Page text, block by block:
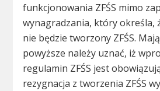
funkcjonowania ZFŚS mimo
wynagradzania, który określa,
nie będzie tworzony ZFŚS.
powyższe należy uznać, iż
regulamin ZFŚS jest
rezygnacja z tworzenia ZFŚS